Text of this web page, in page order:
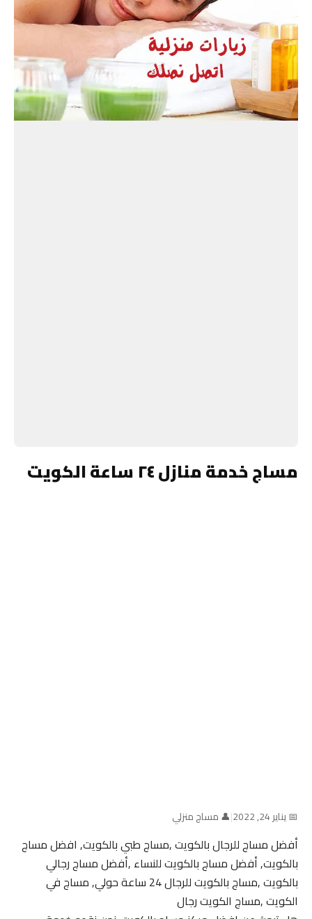
مساج خدمة منازل ٢٤ ساعة الكويت
📅 يناير 24, 2022 |👤 مساج منزلي
أفضل مساج للرجال بالكويت ,مساج طبي بالكويت, افضل مساج
بالكويت, أفضل مساج بالكويت للنساء ,أفضل مساج رجالي
بالكويت ,مساج بالكويت للرجال 24 ساعة حولي, مساج في
الكويت ,مساج الكويت رجال